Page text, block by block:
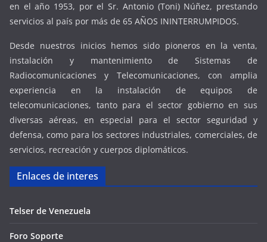
en el año 1953, por el Sr. Antonio (Toni) Núñez, prestando
servicios al país por más de 65 AÑOS ININTERRUMPIDOS.
Desde nuestros inicios hemos sido pioneros en la venta,
instalación y mantenimiento de Sistemas de
Radiocomunicaciones y Telecomunicaciones, con amplia
experiencia en la instalación de equipos de
telecomunicaciones, tanto para el sector gobierno en sus
diversas aéreas, en especial para el sector seguridad y
defensa, como para los sectores industriales, comerciales, de
servicios, recreación y cuerpos diplomáticos.
Enlaces de interes
Telser de Venezuela
Foro Soporte